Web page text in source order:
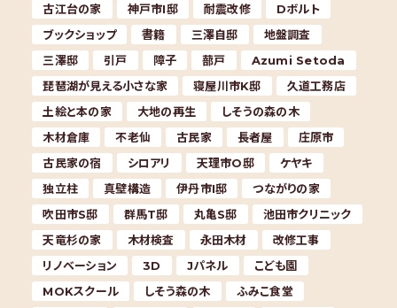
古江台の家
神戸市I邸 耐震改修
Dボルト
ブックショップ
書籍 三澤自邸
地盤調査
三澤邸
引戸 障子 蔀戸
Azumi Setoda
琵琶湖が見える小さな家
寝屋川市K邸
久道工務店
土絵と本の家
大地の再生
しそうの森の木
木材倉庫
不老仙 古民家 長者屋
庄原市
古民家の宿
シロアリ 天理市O邸
ケヤキ
独立柱
真壁構造 伊丹市I邸
つながりの家
吹田市S邸
群馬T邸 丸亀S邸
池田市クリニック
天竜杉の家
木材検査 永田木材
改修工事
リノベーション
3D Jパネル
こども園
MOKスクール
しそう森の木
ふみこ食堂